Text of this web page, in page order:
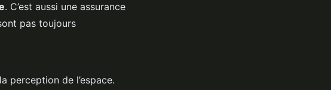
. C’est aussi une assurance
pas toujours
perception de l’espace.